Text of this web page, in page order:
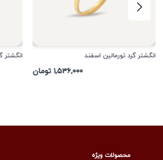
انگشتر گرد تورمالین اسفند
۱,۵۳۶,۰۰۰ تومان
انگشتر
محصولات ویژه